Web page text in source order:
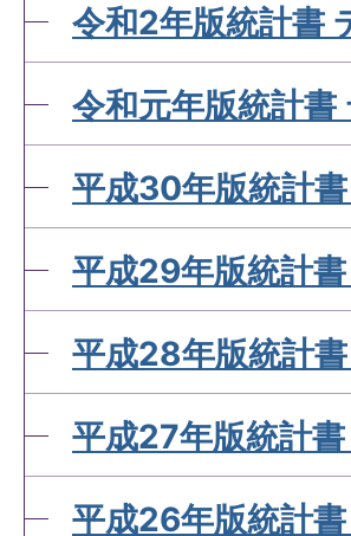
令和2年版統計書
令和元年版統計書
平成30年版統計
平成29年版統計
平成28年版統計
平成27年版統計
平成26年版統計